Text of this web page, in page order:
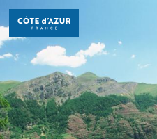
Aller
au
contenu
principalDÉCOUVRIR
À FAIRE